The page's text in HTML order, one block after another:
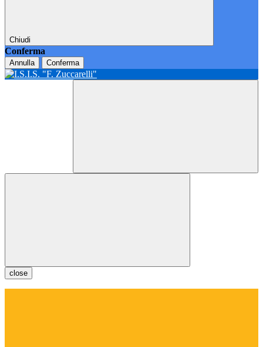
Chiudi
Conferma
Annulla Conferma
close